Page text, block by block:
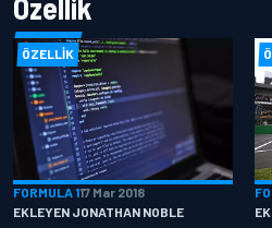
ÖZELLIK
FORMULA 117 Mar 2018
EKLEYEN JONATHAN NOBLE